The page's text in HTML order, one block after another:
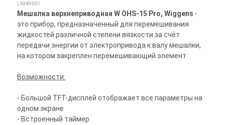
LM49601
Мешалка верхнеприводная W OHS-15 Pro, Wiggens -
это прибор, предназначенный для перемешивания
жидкостей различной степени вязкости за счёт
передачи энергии от электропривода к валу мешалки,
на котором закреплен перемешивающий элемент.
Возможности:
- Большой TFT-дисплей отображает все параметры на
одном экране
- Встроенный таймер